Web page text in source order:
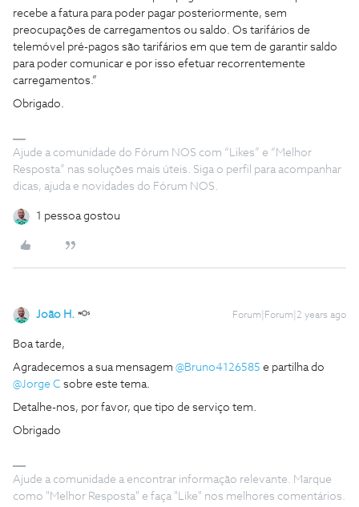
recebe a fatura para poder pagar posteriormente, sem
preocupações de carregamentos ou saldo. Os tarifários de
telemóvel pré-pagos são tarifários em que tem de garantir saldo
para poder comunicar e por isso efetuar recorrentemente
carregamentos.”
Obrigado.
Ajude a comunidade do Fórum NOS com “Likes” e “Melhor
Resposta” nas soluções mais úteis. Siga o perfil para acompanhar
dicas, ajuda e novidades do Fórum NOS.
1 pessoa gostou
João H. Forum|Forum|2 years ago
Boa tarde,
Agradecemos a sua mensagem @Bruno4126585 e partilha do
@Jorge C sobre este tema.
Detalhe-nos, por favor, que tipo de serviço tem.
Obrigado
Ajude a comunidade a encontrar informação relevante. Marque
como "Melhor Resposta" e faça "Like" nos melhores comentários.